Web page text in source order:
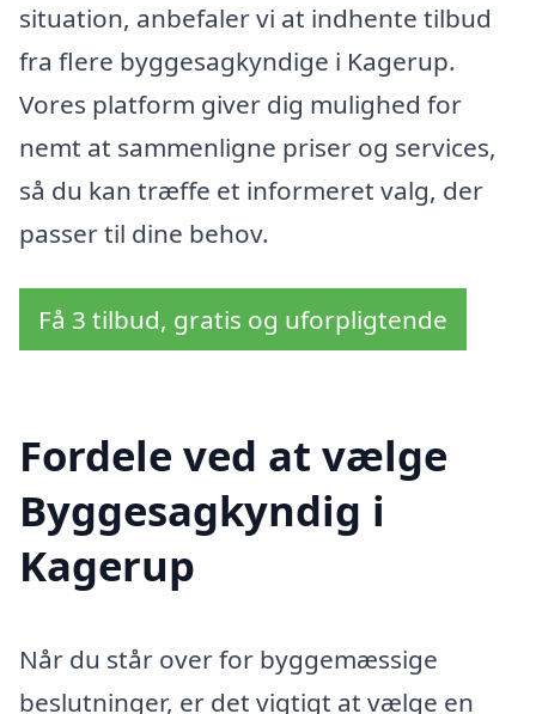
situation, anbefaler vi at indhente tilbud
fra flere byggesagkyndige i Kagerup.
Vores platform giver dig mulighed for
nemt at sammenligne priser og services,
så du kan træffe et informeret valg, der
passer til dine behov.
Få 3 tilbud, gratis og uforpligtende
Fordele ved at vælge
Byggesagkyndig i
Kagerup
Når du står over for byggemæssige
beslutninger, er det vigtigt at vælge en